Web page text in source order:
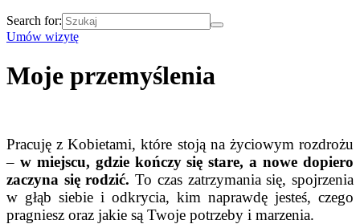
Search for:
Umów wizytę
Moje przemyślenia
Pracuję z Kobietami, które stoją na życiowym rozdrożu
– w miejscu, gdzie kończy się stare, a nowe dopiero
zaczyna się rodzić. To czas zatrzymania się, spojrzenia
w głąb siebie i odkrycia, kim naprawdę jesteś, czego
pragniesz oraz jakie są Twoje potrzeby i marzenia.